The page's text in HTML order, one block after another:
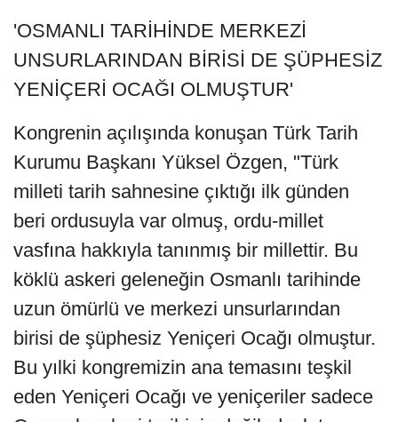
'OSMANLI TARİHİNDE MERKEZİ
UNSURLARINDAN BİRİSİ DE ŞÜPHESİZ
YENİÇERİ OCAĞI OLMUŞTUR'
Kongrenin açılışında konuşan Türk Tarih
Kurumu Başkanı Yüksel Özgen, "Türk
milleti tarih sahnesine çıktığı ilk günden
beri ordusuyla var olmuş, ordu-millet
vasfına hakkıyla tanınmış bir millettir. Bu
köklü askeri geleneğin Osmanlı tarihinde
uzun ömürlü ve merkezi unsurlarından
birisi de şüphesiz Yeniçeri Ocağı olmuştur.
Bu yılki kongremizin ana temasını teşkil
eden Yeniçeri Ocağı ve yeniçeriler sadece